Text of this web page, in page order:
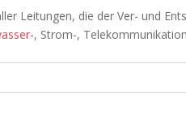
Leitungen, die der Ver- und
-, Strom-,